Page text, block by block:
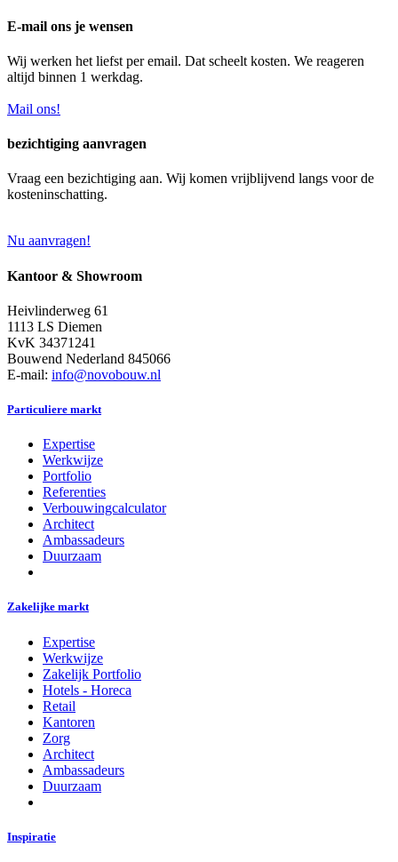
E-mail ons je wensen
Wij werken het liefst per email. Dat scheelt kosten. We reageren
altijd binnen 1 werkdag.
Mail ons!
bezichtiging aanvragen
Vraag een bezichtiging aan. Wij komen vrijblijvend langs voor de
kosteninschatting.
Nu aanvragen!
Kantoor & Showroom
Heivlinderweg 61
1113 LS Diemen
KvK 34371241
Bouwend Nederland 845066
E-mail: info@novobouw.nl
Particuliere markt
Expertise
Werkwijze
Portfolio
Referenties
Verbouwingcalculator
Architect
Ambassadeurs
Duurzaam
Zakelijke markt
Expertise
Werkwijze
Zakelijk Portfolio
Hotels - Horeca
Retail
Kantoren
Zorg
Architect
Ambassadeurs
Duurzaam
Inspiratie